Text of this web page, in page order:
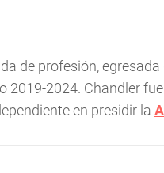
de profesión,
2019-2024. Chandler
en presidir la